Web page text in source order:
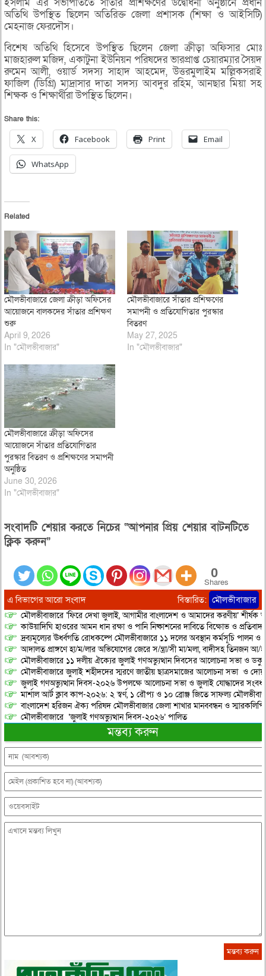
ইসলাম এর সভাপতিতে সাঁতার প্রশিক্ষণের উদ্বোধনী অনুষ্ঠানে প্রধান
অতিথি উপস্থিত ছিলেন অতিরিক্ত জেলা প্রশাসক (শিক্ষা ও আইসিটি)
মেহনাজ ফেরদৌস।
বিশেষ অতিথি হিসেবে উপস্থিত ছিলেন জেলা ক্রীড়া অফিসার মোঃ
মাজহারুল মজিদ, একাটুনা ইউনিয়ন পরিষদের ভারপ্রাপ্ত চেয়ারম্যার সৈয়দ
রুমেন আলী, ওয়ার্ড সদস্য সাহাদ আহমেদ, উত্তরমুলাইম মল্লিকসরাই
ফাজিল (ডিগ্রি) মাদ্রাসার দাতা সদস্য আবদুর রহিম, আনছার মিয়া সহ
শিক্ষক ও শিক্ষার্থীরা উপস্থিত ছিলেন।
Share this:
X Facebook Print Email
WhatsApp
Related
মৌলভীবাজারে জেলা ক্রীড়া অফিসের
আয়োজনে বালকদের সাঁতার প্রশিক্ষণ
শুরু
April 9, 2026
In "মৌলভীবাজার"
মৌলভীবাজারে সাঁতার প্রশিক্ষণের
সমাপনী ও প্রতিযোগিতার পুরস্কার
বিতরণ
May 27, 2025
In "মৌলভীবাজার"
মৌলভীবাজারে ক্রীড়া অফিসের
আয়োজনে সাঁতার প্রতিযোগিতার
পুরস্কার বিতরণ ও প্রশিক্ষণের সমাপনী
অনুষ্ঠিত
June 30, 2026
In "মৌলভীবাজার"
সংবাদটি শেয়ার করতে নিচের “আপনার প্রিয় শেয়ার বাটনটিতে
ক্লিক করুন”
0
Shares
এ বিভাগের আরো সংবাদ বিস্তারিত: মৌলভীবাজার
মৌলভীবাজারে ‘ফিরে দেখা জুলাই, আগামীর বাংলাদেশ ও আমাদের করণীয়’ শীর্ষক
কাউয়াদিঘি হাওরের আমন ধান রক্ষা ও পানি নিষ্কাশনের দাবিতে বিক্ষোভ ও
দ্রব্যমূল্যের ঊর্ধ্বগতি রোধকল্পে মৌলভীবাজারে ১১ দলের অবস্থান কর্মসূচি পালন ও
আদালত প্রাঙ্গণে হা/ম/লার অভিযোগের জেরে স/ন্ত্রা/সী মা/মলা, বাদীসহ তিনজন আ/
মৌলভীবাজারে ১১ দলীয় ঐক্যের জুলাই গণঅভ্যুত্থান দিবসের আলোচনা সভা ও
মৌলভীবাজারে জুলাই শহীদদের স্মরণে জাতীয় ছাত্রসমাজের আলোচনা সভা ও
জুলাই গণঅভ্যুত্থান দিবস-২০২৬ উপলক্ষে আলোচনা সভা ও জুলাই যোদ্ধাদের
মার্শাল আর্ট ক্লাব কাপ-২০২৬: ২ স্বর্ণ, ১ রৌপ্য ও ১০ ব্রোঞ্জ জিতে সাফল্য
বাংলাদেশ হরিজন ঐক্য পরিষদ মৌলভীবাজার জেলা শাখার মানববন্ধন ও স্মারকলিপি
মৌলভীবাজারে ‘জুলাই গণঅভ্যুত্থান দিবস-২০২৬’ পালিত
মন্তব্য করুন